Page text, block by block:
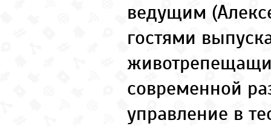
ведущим
гостями
современной
управление в